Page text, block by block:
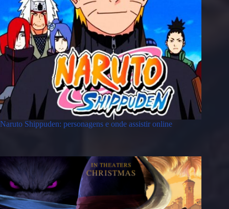
Naruto Shippuden: personagens e onde assistir online